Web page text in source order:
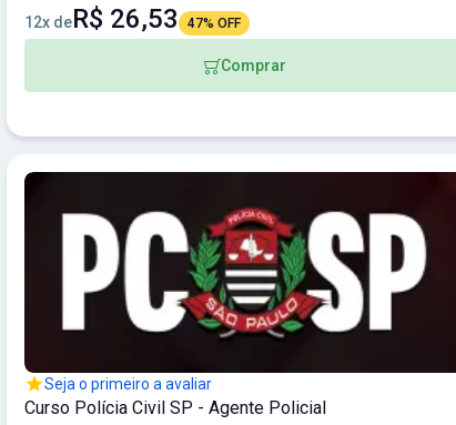
12x deR$ 26,53 47% OFF
Comprar
Seja o primeiro a avaliar
Curso Polícia Civil SP - Agente Policial